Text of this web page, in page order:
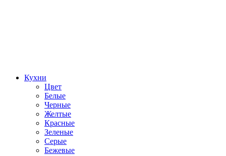
Кухни
Цвет
Белые
Черные
Желтые
Красные
Зеленые
Серые
Бежевые